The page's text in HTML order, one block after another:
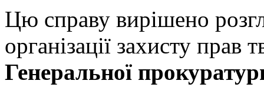
Цю справу вирішено
організації захисту прав
Генеральної